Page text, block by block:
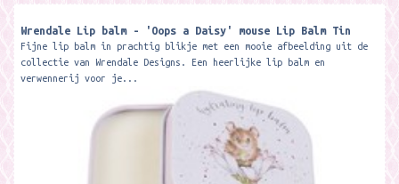
Wrendale Lip balm - 'Oops a Daisy' mouse Lip Balm Tin
Fijne lip balm in prachtig blikje met een mooie afbeelding uit de
collectie van Wrendale Designs. Een heerlijke lip balm en
verwennerij voor je...